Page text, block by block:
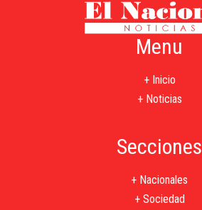
Menu
+ Inicio
+ Noticias
Secciones
+ Nacionales
+ Sociedad